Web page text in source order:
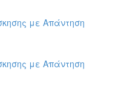
με Απάντηση
με Απάντηση